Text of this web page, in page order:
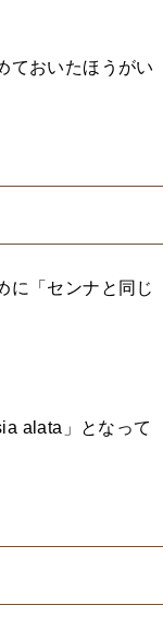
ておいたほうがい
に「センナと同じ
alata」となって